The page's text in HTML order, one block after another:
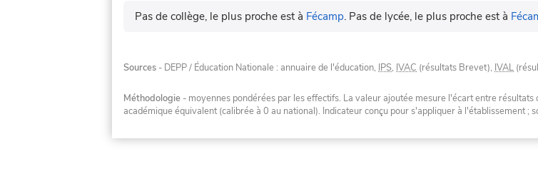
Pas de collège, le plus proche est à Fécamp. Pas de lycée, le plus proche est à
Sources - DEPP / Éducation Nationale : annuaire de l'éducation, IPS, IVAC (résultats Brevet), IVAL
Méthodologie - moyennes pondérées par les effectifs. La valeur ajoutée mesure l'écart entre
académique équivalent (calibrée à 0 au national). Indicateur conçu pour s'appliquer à l'établissement ;